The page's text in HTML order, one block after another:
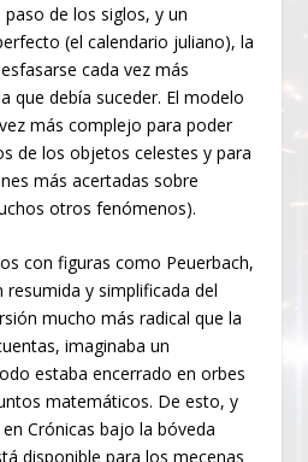
de los siglos, y un
(el calendario juliano), la
cada vez más
que debía suceder. El modelo
más complejo para poder
de los objetos celestes y para
más acertadas sobre
otros fenómenos).
con figuras como Peuerbach,
y simplificada del
mucho más radical que la
imaginaba un
estaba encerrado en orbes
matemáticos. De esto, y
Crónicas bajo la bóveda
disponible para los mecenas